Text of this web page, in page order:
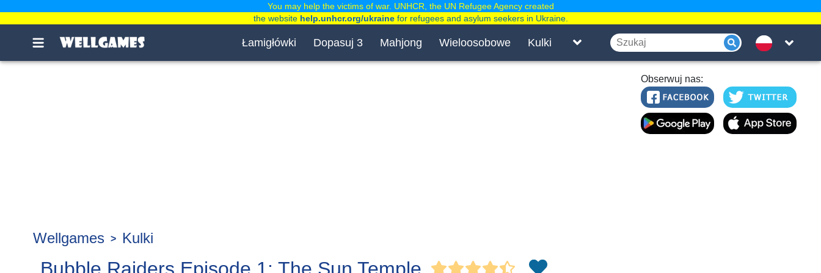
Łamigłówki Dopasuj 3 Mahjong Wieloosobowe Kulki
Obserwuj nas:
Wellgames Kulki
You may help the victims of war. UNHCR, the UN Refugee Agency created
the website help.unhcr.org/ukrainefor refugees and asylum seekers in Ukraine.